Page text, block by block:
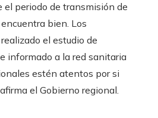
periodo de transmisión de
bien. Los
el estudio de
informado a la red sanitaria
estén atentos por si
el Gobierno regional.